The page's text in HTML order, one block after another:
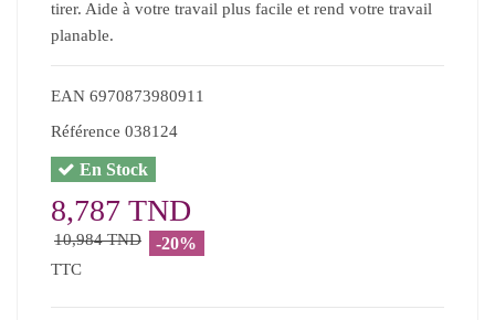
tirer. Aide à votre travail plus facile et rend votre travail
planable.
EAN 6970873980911
Référence 038124
En Stock
8,787 TND
10,984 TND -20%
TTC